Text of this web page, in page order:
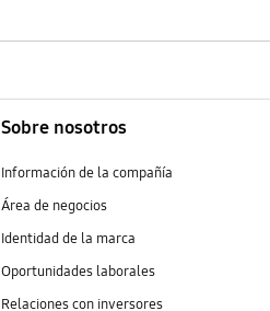
Sobre nosotros
Información de la compañía
Área de negocios
Identidad de la marca
Oportunidades laborales
Relaciones con inversores